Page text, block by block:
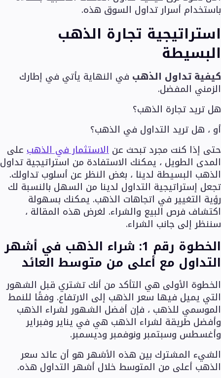
باستخدام أسرار تداول السوق هذه.
استراتيجية تجارة الذهب
البسيطة
كيفية تداول الذهب في النهاية يأتي في إطارك
الزمني المفضل.
هل تريد تجارة الذهب؟
أو ، هل تريد التداول في الذهب؟
حتى إذا كنت مجرد تبحث عن الاستثمار في الذهب على
المدى الطويل ، يمكنك الاستفادة من استراتيجية تداول
الذهب البسيطة لدينا ، بغض النظر عن أسلوب تداولك.
تجعل إستراتيجية التداول لدينا من السهل بالنسبة لك
رؤية التغيير في اتجاهات الذهب. يمكنك بسهولة
اكتشاف فرص البيع والشراء. لغرض هذه المقالة ،
سننظر إلى جانب الشراء.
الخطوة رقم 1: شراء الذهب في أشهر
التداول مع أعلى من متوسط ​​العائد
الخطوة الأولى هي التأكد من أنك تشتري قبل الشهور
التي يميل فيها سعر الذهب إلى الارتفاع. وفقًا للنمط
الموسمي للذهب ، فإن أفضل الشهور لشراء الذهب
وأفضل طريقة لشراء الذهب هي في يناير وفبراير
وأغسطس وسبتمبر ونوفمبر وديسمبر.
الشيء المشترك بين هذه الأشهر هو أن عائد سعر
الذهب أعلى من المتوسط خلال أشهر التداول هذه.